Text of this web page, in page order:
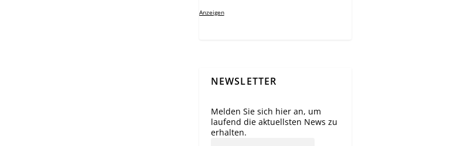
Anzeigen
NEWSLETTER
Melden Sie sich hier an, um
laufend die aktuellsten News zu
erhalten.